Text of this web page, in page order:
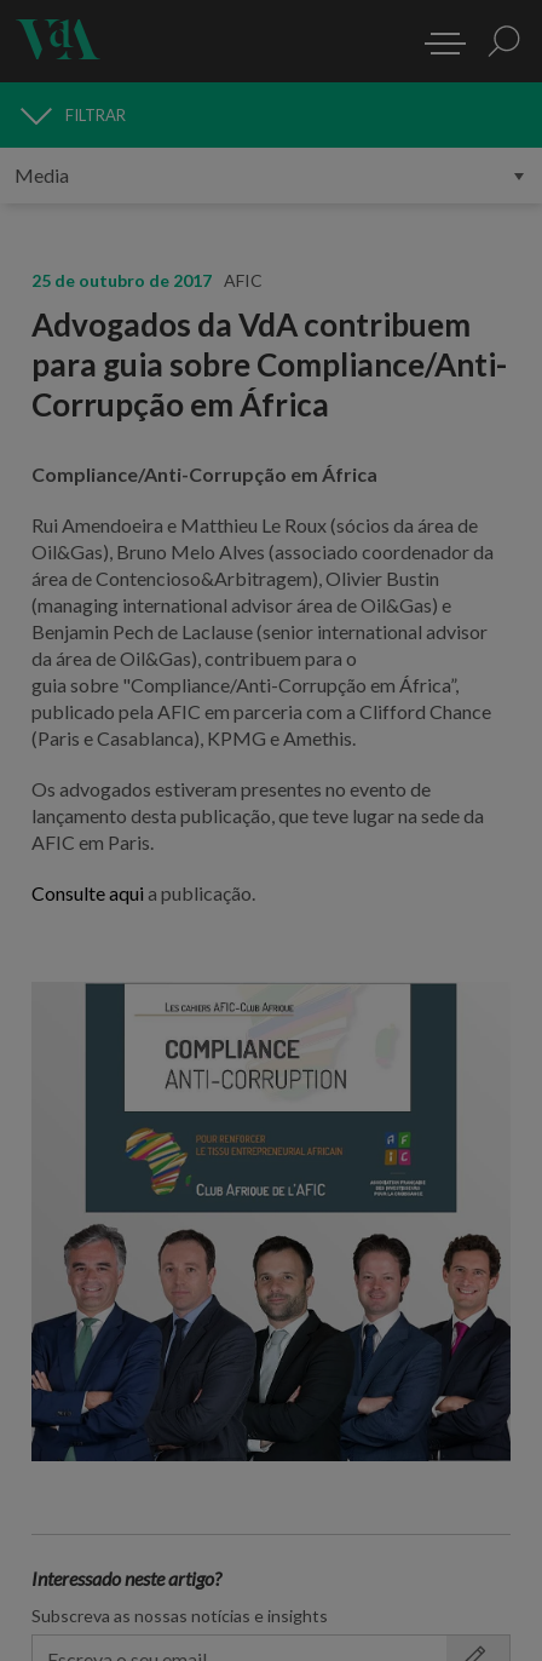
MEDIA
FILTRAR
25 de outubro de 2017 AFIC
Advogados da VdA contribuem
para guia sobre Compliance/Anti-
Corrupção em África
Compliance/Anti-Corrupção em África
Rui Amendoeira e Matthieu Le Roux (sócios da área de
Oil&Gas), Bruno Melo Alves (associado coordenador da
área de Contencioso&Arbitragem), Olivier Bustin
(managing international advisor área de Oil&Gas) e
Benjamin Pech de Laclause (senior international advisor
da área de Oil&Gas), contribuem para o
guia sobre "Compliance/Anti-Corrupção em África”,
publicado pela AFIC em parceria com a Clifford Chance
(Paris e Casablanca), KPMG e Amethis.
Os advogados estiveram presentes no evento de
lançamento desta publicação, que teve lugar na sede da
AFIC em Paris.
Consulte aqui a publicação.
Interessado neste artigo?
Subscreva as nossas notícias e insights